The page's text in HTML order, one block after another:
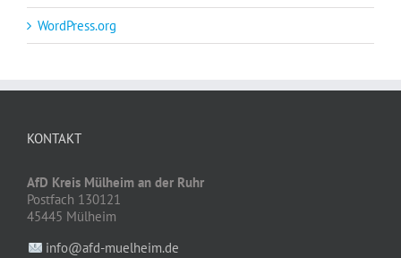
WordPress.org
KONTAKT
AfD Kreis Mülheim an der Ruhr
Postfach 130121
45445 Mülheim
info@afd-muelheim.de